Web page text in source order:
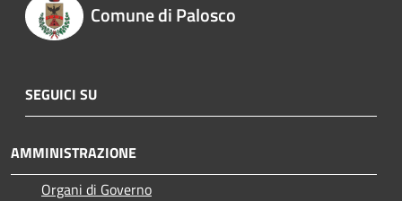
Comune di Palosco
SEGUICI SU
AMMINISTRAZIONE
Organi di Governo